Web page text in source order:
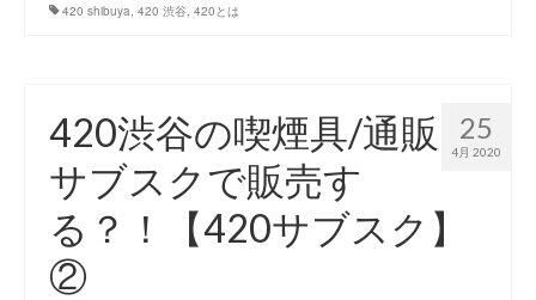
420 shibuya 420 渋谷 420とは
25
4月 2020
420渋谷の喫煙具/通販
サブスクで販売す
る？！【420サブスク】
②